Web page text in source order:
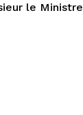
le Ministre